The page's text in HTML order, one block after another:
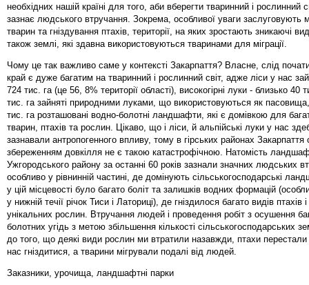
необхідних нашій країні для того, аби вберегти тваринний і рослинний
зазнає людського втручання. Зокрема, особливої уваги заслуговують
тварин та гніздування птахів, території, на яких зростають зникаючі
також землі, які здавна використовуються тваринами для міграції.
Чому це так важливо саме у контексті Закарпаття? Власне, слід
край є дуже багатим на тваринний і рослинний світ, адже ліси у нас
724 тис. га (це 56, 8% території області), високогірні луки - близько 40
тис. га зайняті природними луками, що використовуються як
тис. га розташовані водно-болотні ландшафти, які є домівкою для
тварин, птахів та рослин. Цікаво, що і ліси, й альпійські луки у нас
зазнавали антропогенного впливу, тому в гірських районах Закарпаття
збереженням довкілля не є такою катастрофічною. Натомість
Ужгородського району за останні 60 років зазнали значних людських
особливо у рівнинній частині, де домінують сільськогосподарські
у цій місцевості було багато боліт та залишків водних формацій
у нижній течії річок Тиси і Латориці), де гніздилося багато видів
унікальних рослин. Втручання людей і проведення робіт з осушення
болотних угідь з метою збільшення кількості сільськогосподарських
до того, що деякі види рослин ми втратили назавжди, птахи перестали
нас гніздитися, а тварини мігрували подалі від людей.
Заказники, урочища, ландшафтні парки